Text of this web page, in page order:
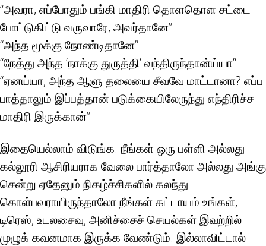
“அவரா, எப்போதும் பங்கி மாதிரி தொளதொள சட்டை
போட்டுகிட்டு வருவாரே, அவர்தானே”
“அந்த மூக்கு நோண்டிதானே”
“நேத்து அந்த ‘நாக்கு துருத்தி’ வந்திருந்தான்ய்யா”
“ஏனய்யா, அந்த ஆளு தலையை சீவவே மாட்டானா? எப்ப
பாத்தாலும் இப்பத்தான் படுக்கையிலேருந்து எந்திரிச்ச
மாதிரி இருக்கான்”
இதையெல்லாம் விடுங்க. நீங்கள் ஒரு பள்ளி அல்லது
கல்லூரி ஆசிரியராக வேலை பார்த்தாலோ அல்லது அங்கு
சென்று ஏதேனும் நிகழ்ச்சிகளில் கலந்து
கொள்பவராயிருந்தாலோ நீங்கள் கட்டாயம் உங்கள்,
டிரெஸ், உடலசைவு, அனிச்சைச் செயல்கள் இவற்றில்
முழுக் கவனமாக இருக்க வேண்டும். இல்லாவிட்டால்